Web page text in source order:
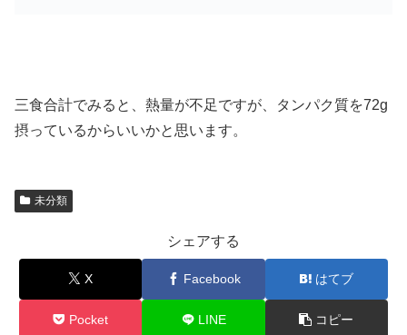
三食合計でみると、熱量が不足ですが、タンパク質を72g
摂っているからいいかと思います。
未分類
シェアする
X Facebook はてブ
Pocket LINE コピー